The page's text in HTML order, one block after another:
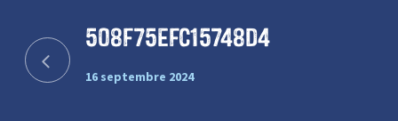
508f75efc15748d4
16 septembre 2024